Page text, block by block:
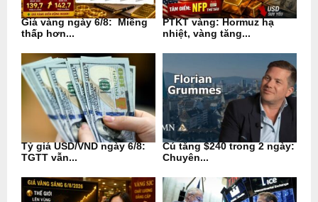
Giá vàng ngày 6/8: Miếng
thấp hơn...
PTKT vàng: Hormuz hạ
nhiệt, vàng tăng...
Tỷ giá USD/VND ngày 6/8:
TGTT vẫn...
Cú tăng $240 trong 2 ngày:
Chuyên...